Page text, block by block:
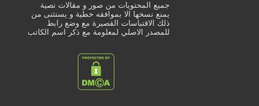
جميع المحتويات من صور و مقالات نصية
يمنع نسخها الا بموافقه خطية و يستثنى من
ذلك الاقتباسات القصيرة مع وضع رابط
للمصدر الاصلي لمعلومة مع ذكر اسم الكاتب